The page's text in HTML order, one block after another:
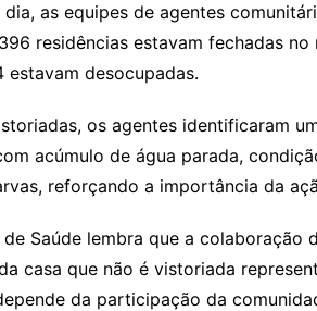
as equipes de agentes
residências estavam fechadas
estavam desocupadas.
os agentes identificaram
acúmulo de água parada,
reforçando a importância da
Saúde lembra que a
casa que não é vistoriada
da participação da